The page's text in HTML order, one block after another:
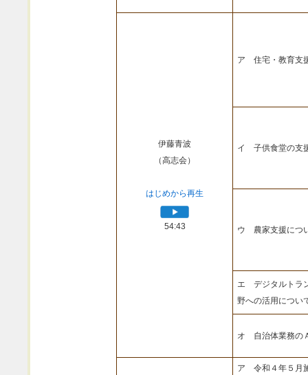
伊藤青波
（高志会）
はじめから再生
54:43
ア 住宅・教育支
イ 子供食堂の支
ウ 農家支援につ
エ デジタルトラ
野への活用につい
オ 自治体業務の
ア 令和４年５月